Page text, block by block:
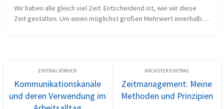
Wir haben alle gleich viel Zeit. Entscheidend ist, wie wir diese
Zeit gestalten. Um einen möglichst großen Mehrwert innerhalb
Kommunikationskanäle
und deren Verwendung im
Zeitmanagement: Meine
Methoden und Prinzipien